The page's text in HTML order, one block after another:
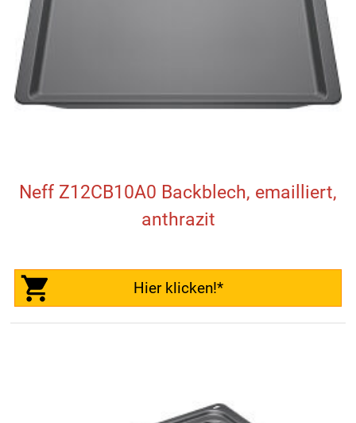
Neff Z12CB10A0 Backblech, emailliert,
anthrazit
Hier klicken!*